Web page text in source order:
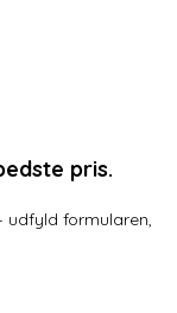
pris.
formularen,